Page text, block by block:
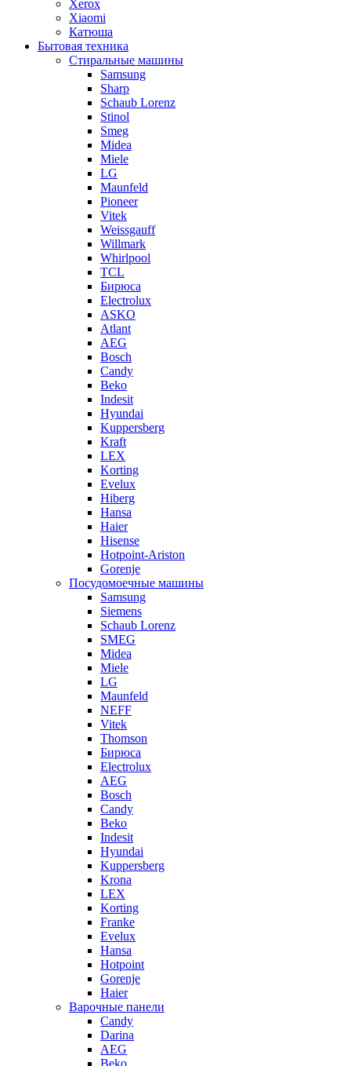
Xerox
Xiaomi
Катюша
Бытовая техника
Стиральные машины
Samsung
Sharp
Schaub Lorenz
Stinol
Smeg
Midea
Miele
LG
Maunfeld
Pioneer
Vitek
Weissgauff
Willmark
Whirlpool
TCL
Бирюса
Electrolux
ASKO
Atlant
AEG
Bosch
Candy
Beko
Indesit
Hyundai
Kuppersberg
Kraft
LEX
Korting
Evelux
Hiberg
Hansa
Haier
Hisense
Hotpoint-Ariston
Gorenje
Посудомоечные машины
Samsung
Siemens
Schaub Lorenz
SMEG
Midea
Miele
LG
Maunfeld
NEFF
Vitek
Thomson
Бирюса
Electrolux
AEG
Bosch
Candy
Beko
Indesit
Hyundai
Kuppersberg
Krona
LEX
Korting
Franke
Evelux
Hansa
Hotpoint
Gorenje
Haier
Варочные панели
Candy
Darina
AEG